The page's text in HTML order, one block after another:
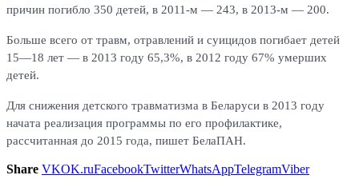
причин погибло 350 детей, в 2011-м — 243, в 2013-м — 200.
Больше всего от травм, отравлений и суицидов погибает детей
15—18 лет — в 2013 году 65,3%, в 2012 году 67% умерших
детей.
Для снижения детского травматизма в Беларуси в 2013 году
начата реализация программы по его профилактике,
рассчитанная до 2015 года, пишет БелаПАН.
Share VKOK.ruFacebookTwitterWhatsAppTelegramViber